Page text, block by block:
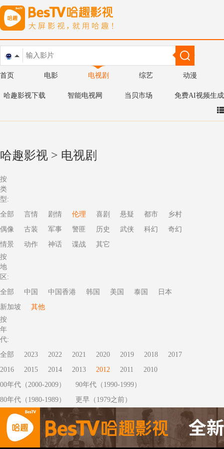
首页 电影 电视剧 综艺 动漫
哈趣影视下载 智能电视网 当贝市场 免费AI视频生成
哈趣影视 > 电视剧
按
类
型:
全部
言情 剧情 伦理 喜剧 悬疑 都市
乡村
偶像
古装 军事 警匪 历史 武侠 科幻
奇幻
情景
动作 神话 谍战
其它
按
地
区:
全部
中国 中国香港 韩国 美国 泰国
日本
新加坡
其他
按
年
代:
全部
2023 2022 2021 2020 2019 2018
2017
2016
2015 2014 2013 2012 2011
2010
00年代（2000-2009）
90年代（1990-1999）
80年代（1980-1989）
更早（1979之前）